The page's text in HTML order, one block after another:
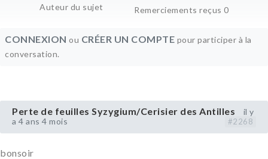
Auteur du sujet
Remerciements reçus 0
CONNEXION ou CRÉER UN COMPTE pour participer à la
conversation.
Perte de feuilles Syzygium/Cerisier des Antilles
il y
a 4 ans 4 mois
#2268
bonsoir